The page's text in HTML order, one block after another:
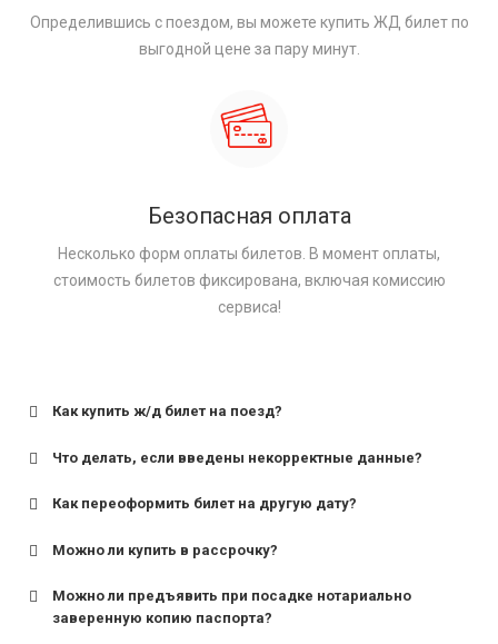
Определившись с поездом, вы можете купить ЖД билет по
выгодной цене за пару минут.
Безопасная оплата
Несколько форм оплаты билетов. В момент оплаты,
стоимость билетов фиксирована, включая комиссию
сервиса!
Как купить ж/д билет на поезд?
Что делать, если введены некорректные данные?
Как переоформить билет на другую дату?
Можно ли купить в рассрочку?
Можно ли предъявить при посадке нотариально
заверенную копию паспорта?